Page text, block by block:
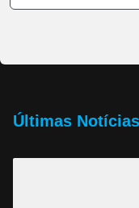
Últimas Notícias